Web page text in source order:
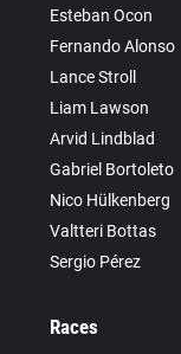
Esteban Ocon
Fernando Alonso
Lance Stroll
Liam Lawson
Arvid Lindblad
Gabriel Bortoleto
Nico Hülkenberg
Valtteri Bottas
Sergio Pérez
Races